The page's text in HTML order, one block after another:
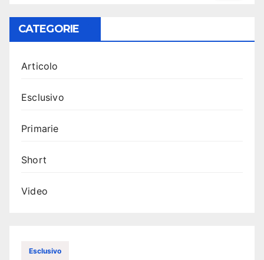
CATEGORIE
Articolo
Esclusivo
Primarie
Short
Video
Esclusivo